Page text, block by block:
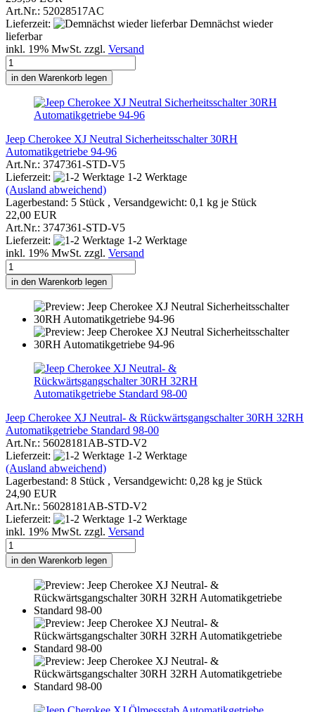
Art.Nr.: 52028517AC
Lieferzeit:
Demnächst wieder
lieferbar
inkl. 19% MwSt. zzgl. Versand
in den Warenkorb legen
Jeep Cherokee XJ Neutral Sicherheitsschalter 30RH
Automatikgetriebe 94-96
Art.Nr.: 3747361-STD-V5
Lieferzeit:
1-2 Werktage
(Ausland abweichend)
Lagerbestand: 5 Stück , Versandgewicht: 0,1 kg je Stück
22,00 EUR
Art.Nr.: 3747361-STD-V5
Lieferzeit:
1-2 Werktage
inkl. 19% MwSt. zzgl. Versand
in den Warenkorb legen
Jeep Cherokee XJ Neutral- & Rückwärtsgangschalter 30RH 32RH
Automatikgetriebe Standard 98-00
Art.Nr.: 56028181AB-STD-V2
Lieferzeit:
1-2 Werktage
(Ausland abweichend)
Lagerbestand: 8 Stück , Versandgewicht: 0,28 kg je Stück
24,90 EUR
Art.Nr.: 56028181AB-STD-V2
Lieferzeit:
1-2 Werktage
inkl. 19% MwSt. zzgl. Versand
in den Warenkorb legen